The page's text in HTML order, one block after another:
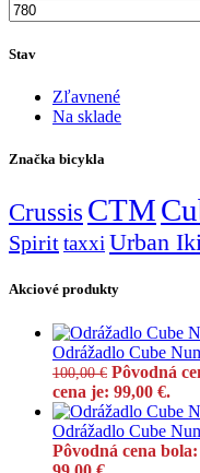
Stav
Zľavnené
Na sklade
Značka bicykla
Crussis CTM
SpirittaxxiUrban
Akciové produkty
Odrážadlo Cube
100,00€ Pôvodná
cena je: 99,00 €.
Odrážadlo Cube
Pôvodná cena